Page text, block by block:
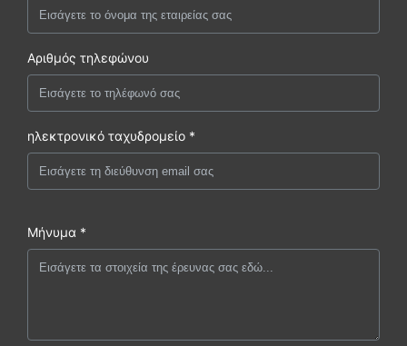
Αριθμός τηλεφώνου
ηλεκτρονικό ταχυδρομείο *
Μήνυμα *